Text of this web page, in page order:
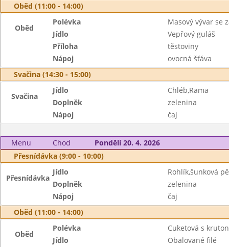
Oběd (11:00 - 14:00)
Oběd
Polévka
Masový vývar se
Jídlo
Vepřový guláš
Příloha
těstoviny
Nápoj
ovocná šťáva
Svačina (14:30 - 15:00)
Svačina
Jídlo
Chléb,Rama
Doplněk
zelenina
Nápoj
čaj
Menu Chod
Pondělí 20. 4. 2026
Přesnídávka (9:00 - 10:00)
Přesnídávka
Jídlo
Rohlík,šunková
Doplněk
zelenina
Nápoj
čaj
Oběd (11:00 - 14:00)
Oběd
Polévka
Cuketová s
Jídlo
Obalované filé